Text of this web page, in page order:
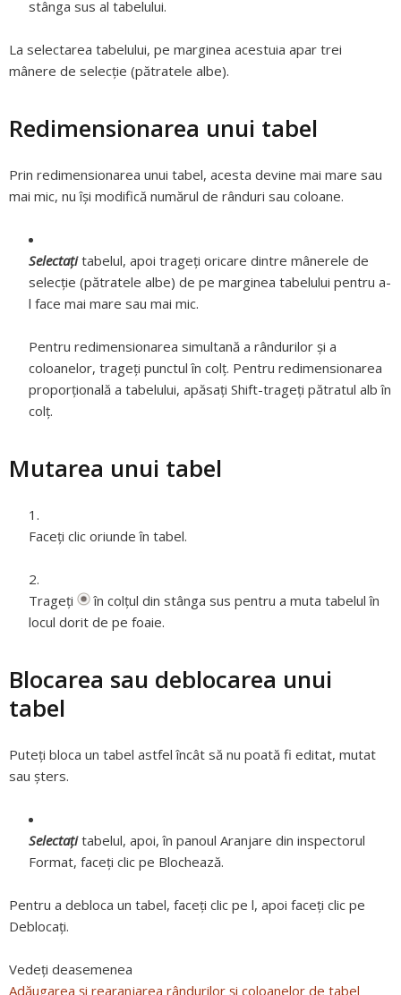
stânga sus al tabelului.
La selectarea tabelului, pe marginea acestuia apar trei
mânere de selecție (pătratele albe).
Redimensionarea unui tabel
Prin redimensionarea unui tabel, acesta devine mai mare sau
mai mic, nu își modifică numărul de rânduri sau coloane.
Selectațitabelul, apoi trageţi oricare dintre mânerele de
selecţie (pătratele albe) de pe marginea tabelului pentru a-
l face mai mare sau mai mic.
Pentru redimensionarea simultană a rândurilor şi a
coloanelor, trageţi punctul în colţ. Pentru redimensionarea
proporţională a tabelului, apăsaţi Shift-trageţi pătratul alb în
colţ.
Mutarea unui tabel
Faceți clic oriunde în tabel.
Trageți
în colțul din stânga sus pentru a muta tabelul în
locul dorit de pe foaie.
Blocarea sau deblocarea unui
tabel
Puteți bloca un tabel astfel încât să nu poată fi editat, mutat
sau șters.
Selectațitabelul, apoi, în panoul Aranjare din inspectorul
Format, faceți clic pe Blochează.
Pentru a debloca un tabel, faceți clic pe l, apoi faceți clic pe
Deblocați.
Vedeți deasemenea
Adăugarea și rearanjarea rândurilor și coloanelor de tabel